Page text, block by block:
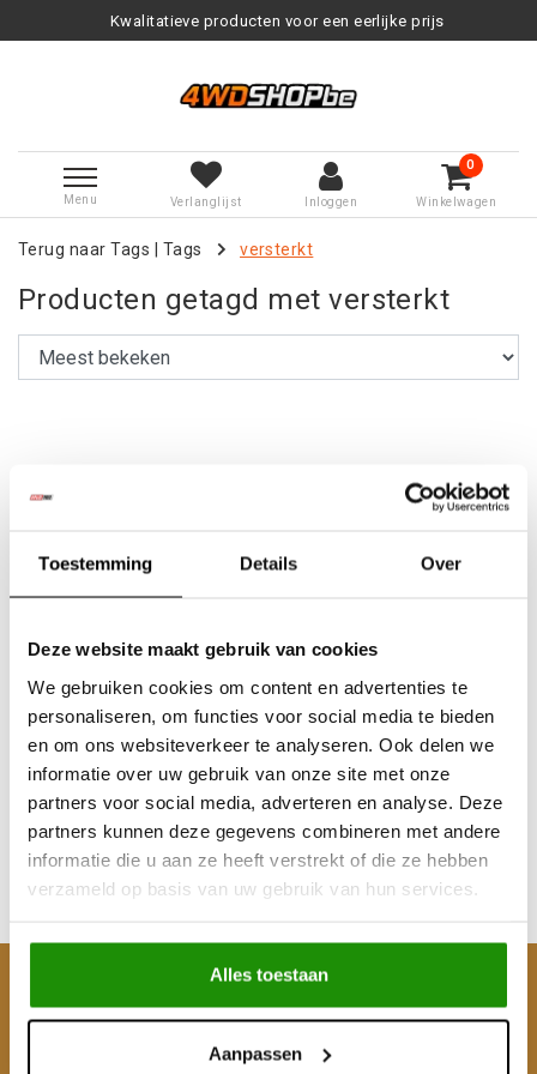
Toestemming Details Over
Deze website maakt gebruik van cookies
We gebruiken cookies om content en advertenties te
personaliseren, om functies voor social media te bieden
en om ons websiteverkeer te analyseren. Ook delen we
informatie over uw gebruik van onze site met onze
partners voor social media, adverteren en analyse. Deze
partners kunnen deze gegevens combineren met andere
informatie die u aan ze heeft verstrekt of die ze hebben
verzameld op basis van uw gebruik van hun services.
Alles toestaan
Aanpassen
Kwalitatieve producten voor een eerlijke prijs
Menu Verlanglijst Inloggen
0
Winkelwagen
Terug naar Tags Tags versterkt
Producten getagd met versterkt
Homokineet Longfield
Nissan Patrol
€453,72
Excl. btw
Incl. btw